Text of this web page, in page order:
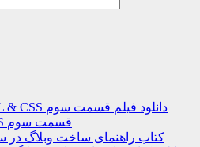
دانلود فیلم
آموزش HTML & CSS قسمت سوم